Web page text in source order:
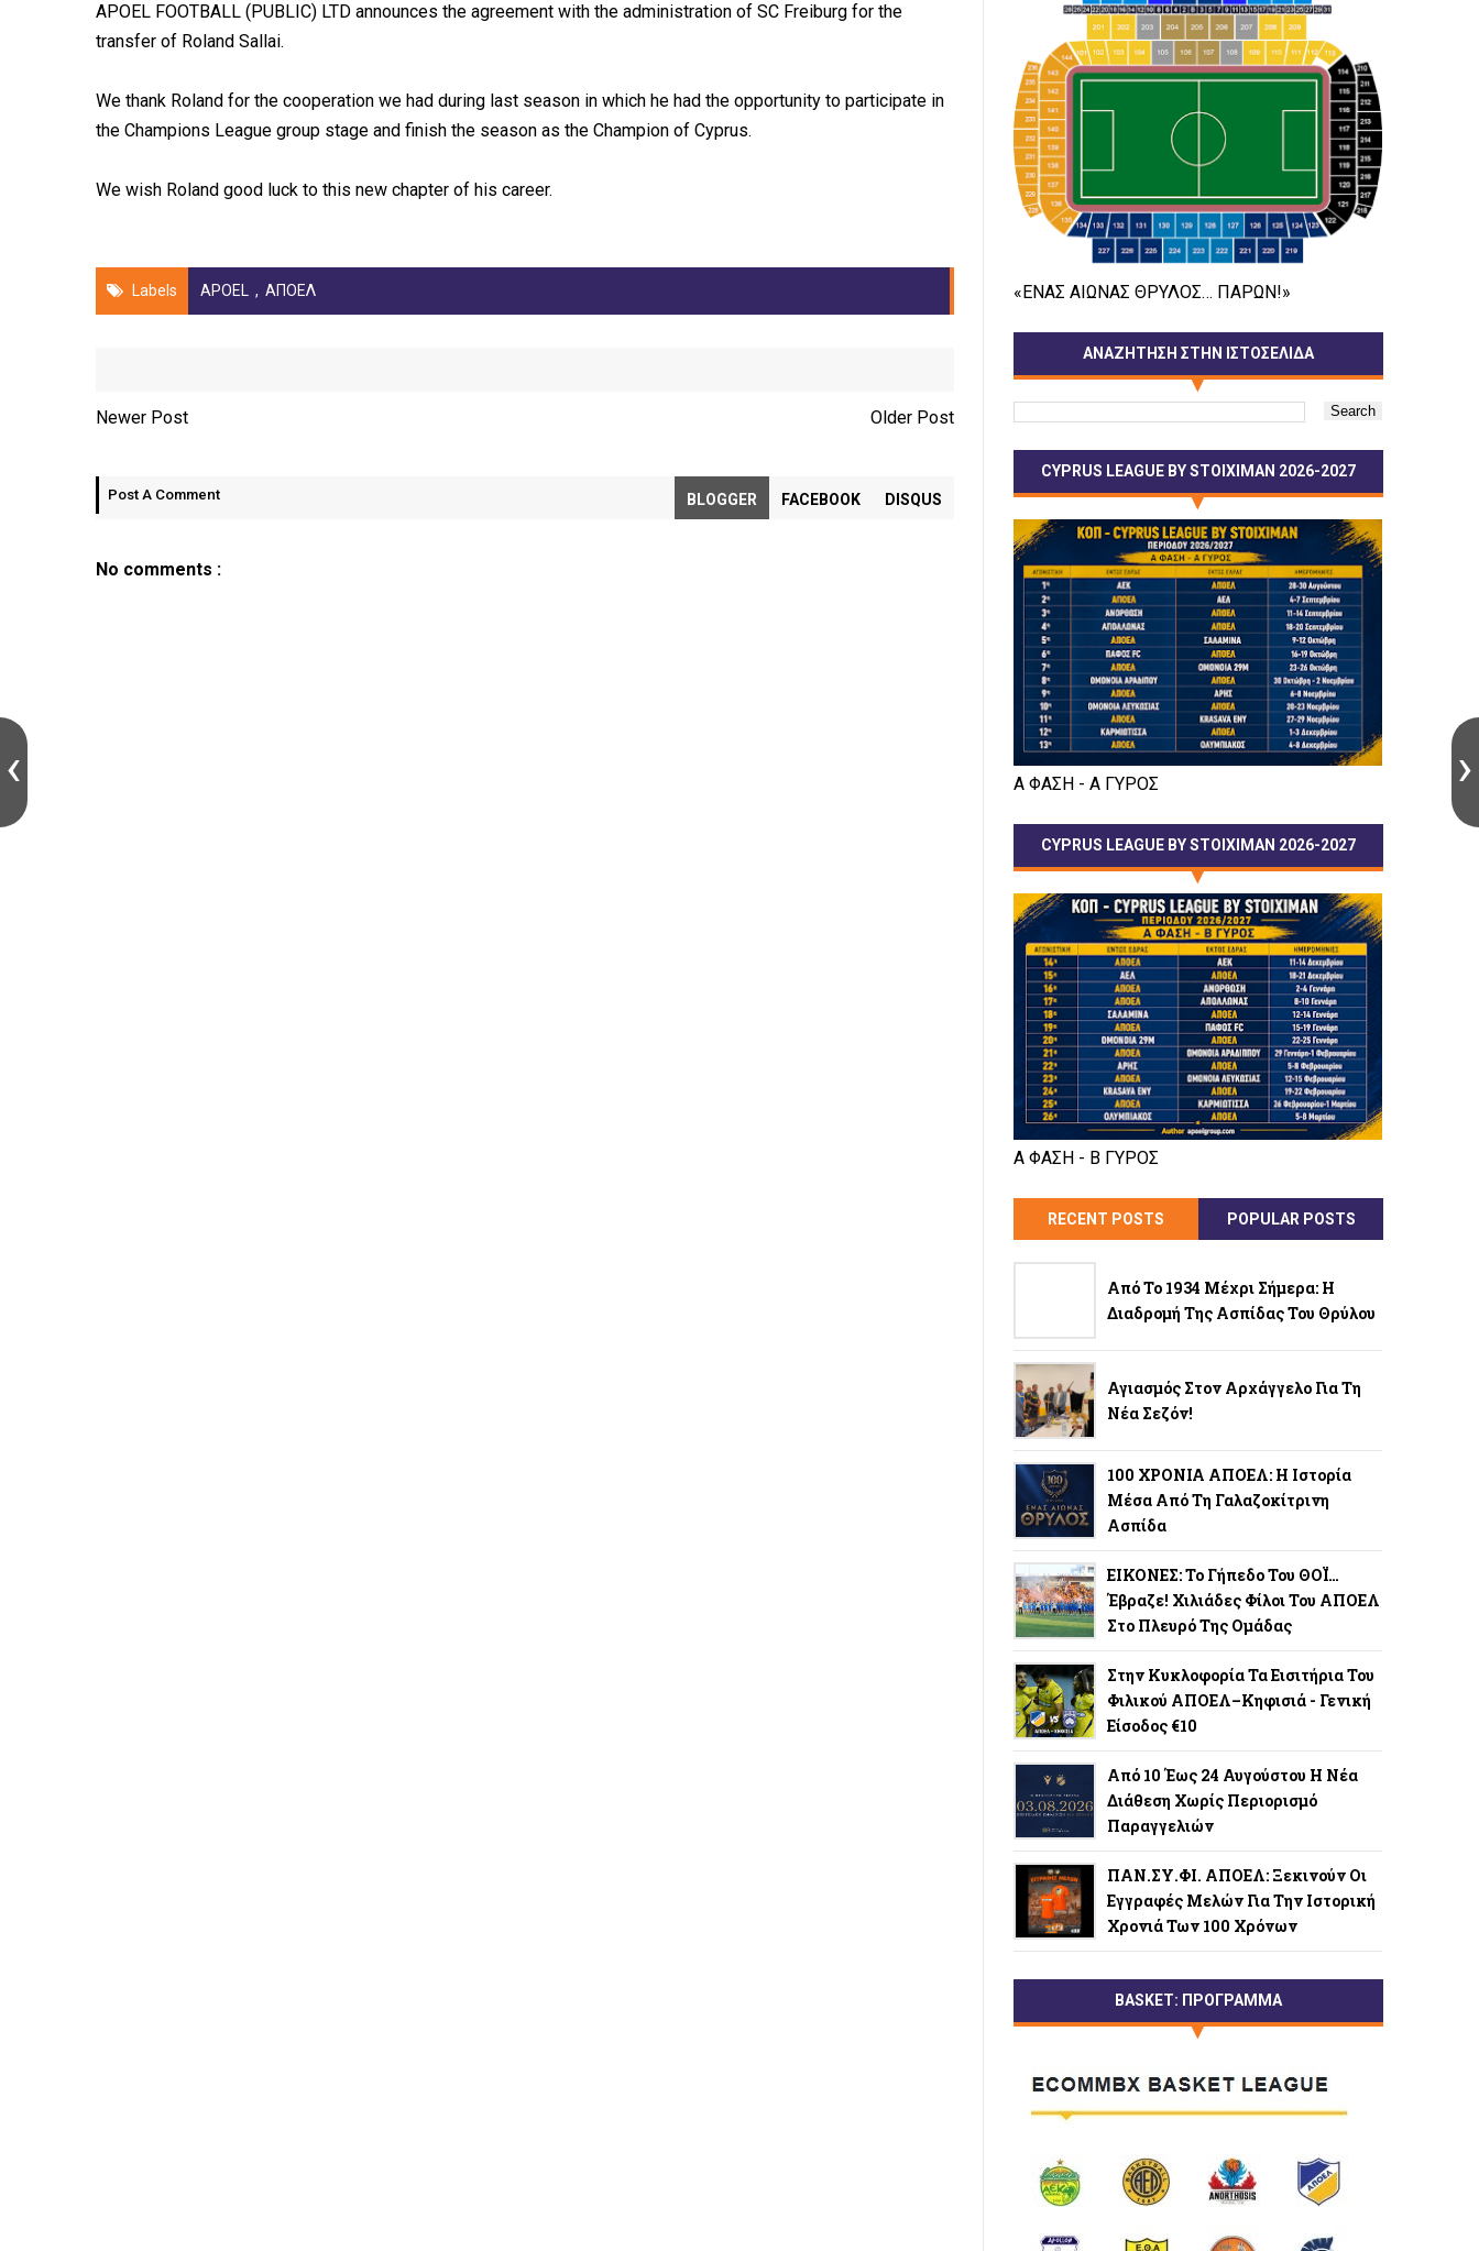
APOEL FOOTBALL (PUBLIC) LTD announces the agreement with the administration of SC Freiburg for the
transfer of Roland Sallai.
We thank Roland for the cooperation we had during last season in which he had the opportunity to participate in
the Champions League group stage and finish the season as the Champion of Cyprus.
We wish Roland good luck to this new chapter of his career.
Labels APOEL , ΑΠΟΕΛ
Newer Post Older Post
Post A Comment BLOGGER FACEBOOK DISQUS
No comments :
«ΕΝΑΣ ΑΙΩΝΑΣ ΘΡΥΛΟΣ… ΠΑΡΩΝ!»
ΑΝΑΖΗΤΗΣΗ ΣΤΗΝ ΙΣΤΟΣΕΛΙΔΑ
CYPRUS LEAGUE BY STOIXIMAN 2026-2027
Α ΦΑΣΗ - Α ΓΥΡΟΣ
CYPRUS LEAGUE BY STOIXIMAN 2026-2027
Α ΦΑΣΗ - Β ΓΥΡΟΣ
RECENT POSTS POPULAR POSTS
Από Το 1934 Μέχρι Σήμερα: Η
Διαδρομή Της Ασπίδας Του Θρύλου
Αγιασμός Στον Αρχάγγελο Για Τη
Νέα Σεζόν!
100 ΧΡΟΝΙΑ ΑΠΟΕΛ: Η Ιστορία
Μέσα Από Τη Γαλαζοκίτρινη
Ασπίδα
ΕΙΚΟΝΕΣ: Το Γήπεδο Του ΘΟΪ…
Έβραζε! Χιλιάδες Φίλοι Του ΑΠΟΕΛ
Στο Πλευρό Της Ομάδας
Στην Κυκλοφορία Τα Εισιτήρια Του
Φιλικού ΑΠΟΕΛ–Κηφισιά - Γενική
Είσοδος €10
Από 10 Έως 24 Αυγούστου Η Νέα
Διάθεση Χωρίς Περιορισμό
Παραγγελιών
ΠΑΝ.ΣΥ.ΦΙ. ΑΠΟΕΛ: Ξεκινούν Οι
Εγγραφές Μελών Για Την Ιστορική
Χρονιά Των 100 Χρόνων
BASKET: ΠΡΟΓΡΑΜΜΑ